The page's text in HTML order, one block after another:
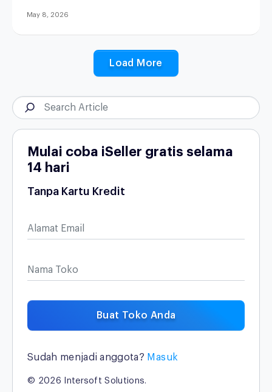
May 8, 2026
Load More
Mulai coba iSeller gratis selama
14 hari
Tanpa Kartu Kredit
Alamat Email
Nama Toko
Buat Toko Anda
Sudah menjadi anggota? Masuk
© 2026 Intersoft Solutions.